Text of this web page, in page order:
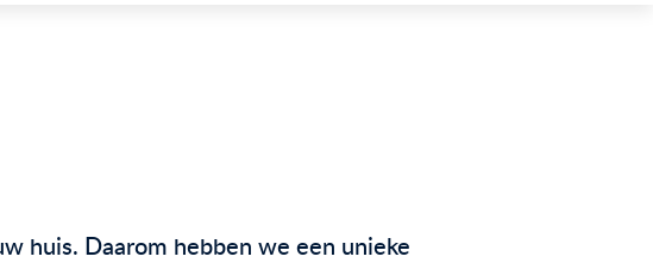
huis. Daarom hebben we een unieke